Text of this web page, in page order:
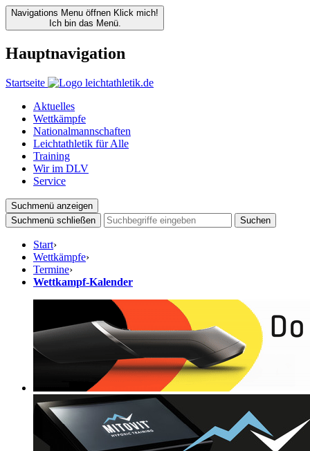
Navigations Menu öffnen Klick mich!
Ich bin das Menü.
Hauptnavigation
Startseite
Aktuelles
Wettkämpfe
Nationalmannschaften
Leichtathletik für Alle
Training
Wir im DLV
Service
Suchmenü anzeigen
Suchmenü schließen
Suchen
Start›
Wettkämpfe›
Termine›
Wettkampf-Kalender